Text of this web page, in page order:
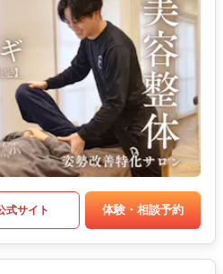
式サイト 体験・相談予約